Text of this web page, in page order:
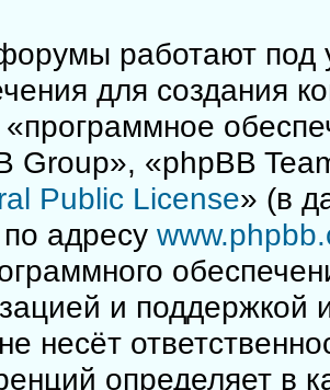
работают под
для создания
Group», «phpBB
Public License» (в
адресу
и поддержкой
несёт
определяет в